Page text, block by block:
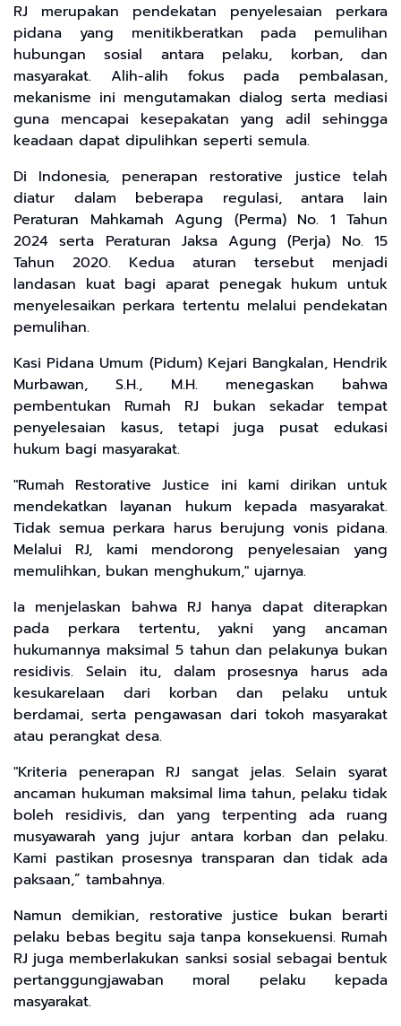
RJ merupakan pendekatan penyelesaian perkara
pidana yang menitikberatkan pada pemulihan
hubungan sosial antara pelaku, korban, dan
masyarakat. Alih-alih fokus pada pembalasan,
mekanisme ini mengutamakan dialog serta mediasi
guna mencapai kesepakatan yang adil sehingga
keadaan dapat dipulihkan seperti semula.
Di Indonesia, penerapan restorative justice telah
diatur dalam beberapa regulasi, antara lain
Peraturan Mahkamah Agung (Perma) No. 1 Tahun
2024 serta Peraturan Jaksa Agung (Perja) No. 15
Tahun 2020. Kedua aturan tersebut menjadi
landasan kuat bagi aparat penegak hukum untuk
menyelesaikan perkara tertentu melalui pendekatan
pemulihan.
Kasi Pidana Umum (Pidum) Kejari Bangkalan, Hendrik
Murbawan, S.H., M.H. menegaskan bahwa
pembentukan Rumah RJ bukan sekadar tempat
penyelesaian kasus, tetapi juga pusat edukasi
hukum bagi masyarakat.
"Rumah Restorative Justice ini kami dirikan untuk
mendekatkan layanan hukum kepada masyarakat.
Tidak semua perkara harus berujung vonis pidana.
Melalui RJ, kami mendorong penyelesaian yang
memulihkan, bukan menghukum," ujarnya.
Ia menjelaskan bahwa RJ hanya dapat diterapkan
pada perkara tertentu, yakni yang ancaman
hukumannya maksimal 5 tahun dan pelakunya bukan
residivis. Selain itu, dalam prosesnya harus ada
kesukarelaan dari korban dan pelaku untuk
berdamai, serta pengawasan dari tokoh masyarakat
atau perangkat desa.
"Kriteria penerapan RJ sangat jelas. Selain syarat
ancaman hukuman maksimal lima tahun, pelaku tidak
boleh residivis, dan yang terpenting ada ruang
musyawarah yang jujur antara korban dan pelaku.
Kami pastikan prosesnya transparan dan tidak ada
paksaan,” tambahnya.
Namun demikian, restorative justice bukan berarti
pelaku bebas begitu saja tanpa konsekuensi. Rumah
RJ juga memberlakukan sanksi sosial sebagai bentuk
pertanggungjawaban moral pelaku kepada
masyarakat.